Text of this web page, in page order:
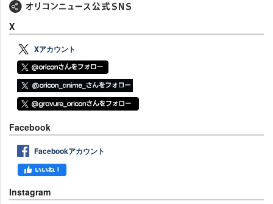
X
Xアカウント
Facebook
Facebookアカウント
Instagram